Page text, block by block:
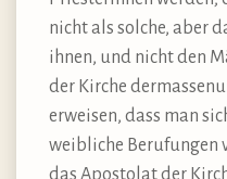
nicht als solche, aber
ihnen, und nicht den
der Kirche
erweisen, dass man
weibliche Berufungen
das Apostolat der